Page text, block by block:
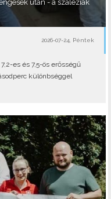
után - a szaléziak
2026-07-24, Péntek
es és 7,5-ös erősségű
különbséggel